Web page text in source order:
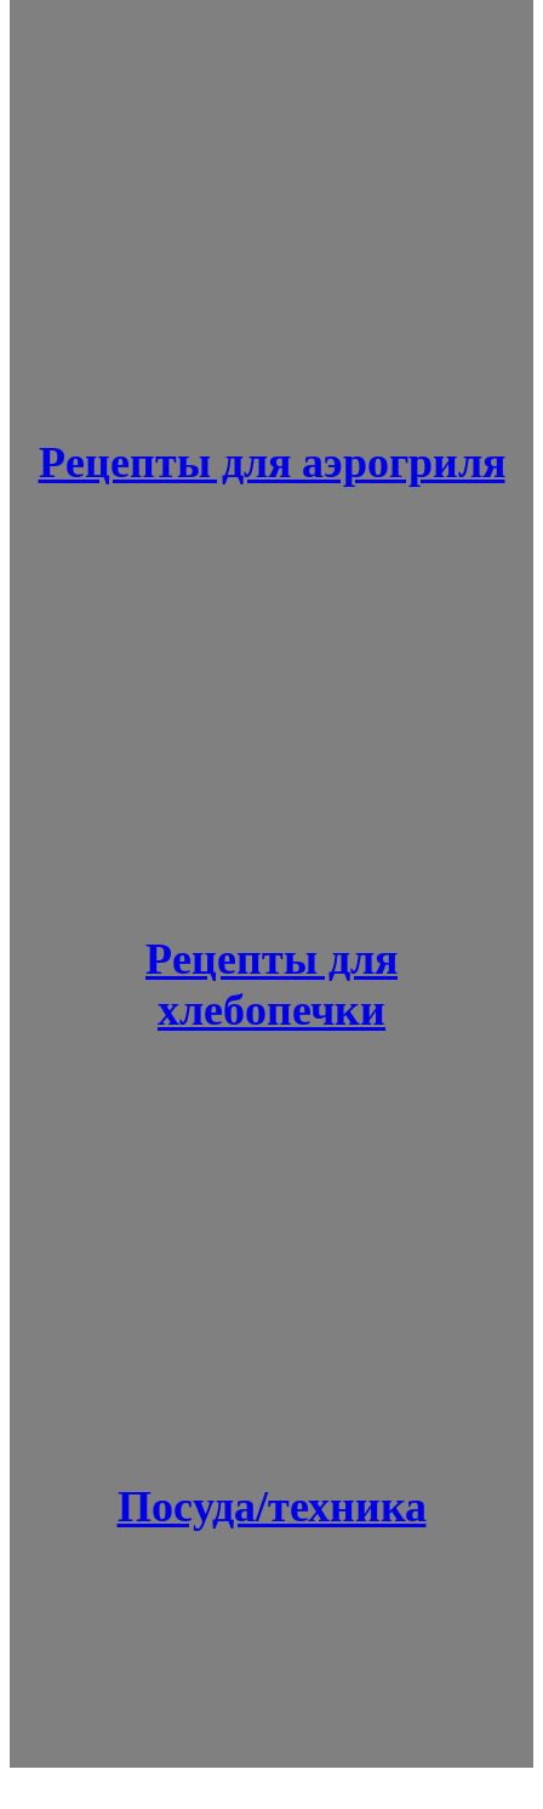
Рецепты для аэрогриля
Рецепты для
хлебопечки
Посуда/техника